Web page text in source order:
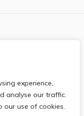
experience,
analyse our traffic.
our use of cookies.